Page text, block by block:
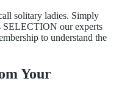
solitary ladies. Simply
SELECTION our experts
to understand the
Your